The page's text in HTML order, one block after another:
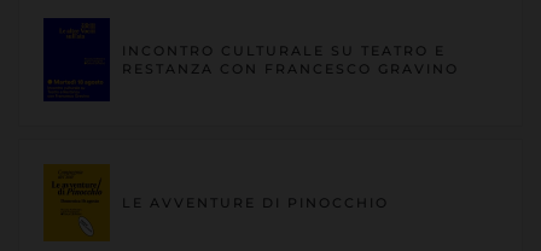
INCONTRO CULTURALE SU TEATRO E
RESTANZA CON FRANCESCO GRAVINO
LE AVVENTURE DI PINOCCHIO